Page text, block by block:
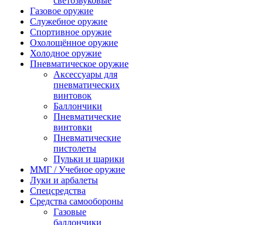
Газовое оружие
Служебное оружие
Спортивное оружие
Охолощённое оружие
Холодное оружие
Пневматическое оружие
Аксессуары для
пневматических
винтовок
Баллончики
Пневматические
винтовки
Пневматические
пистолеты
Пульки и шарики
ММГ / Учебное оружие
Луки и арбалеты
Спецсредства
Средства самообороны
Газовые
баллончики